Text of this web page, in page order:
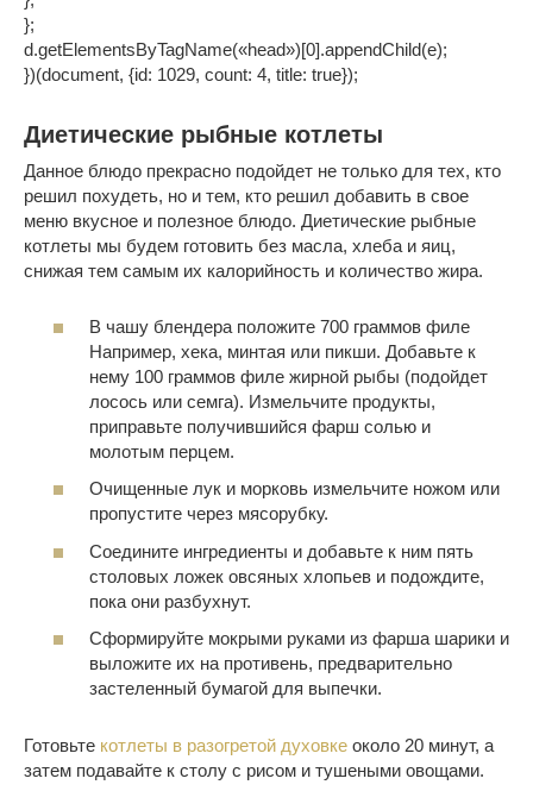
};
d.getElementsByTagName(«head»)[0].appendChild(e);
})(document, {id: 1029, count: 4, title: true});
Диетические рыбные котлеты
Данное блюдо прекрасно подойдет не только для тех, кто
решил похудеть, но и тем, кто решил добавить в свое
меню вкусное и полезное блюдо. Диетические рыбные
котлеты мы будем готовить без масла, хлеба и яиц,
снижая тем самым их калорийность и количество жира.
В чашу блендера положите 700 граммов филе
Например, хека, минтая или пикши. Добавьте к
нему 100 граммов филе жирной рыбы (подойдет
лосось или семга). Измельчите продукты,
приправьте получившийся фарш солью и
молотым перцем.
Очищенные лук и морковь измельчите ножом или
пропустите через мясорубку.
Соедините ингредиенты и добавьте к ним пять
столовых ложек овсяных хлопьев и подождите,
пока они разбухнут.
Сформируйте мокрыми руками из фарша шарики и
выложите их на противень, предварительно
застеленный бумагой для выпечки.
Готовьте котлеты в разогретой духовке около 20 минут, а
затем подавайте к столу с рисом и тушеными овощами.